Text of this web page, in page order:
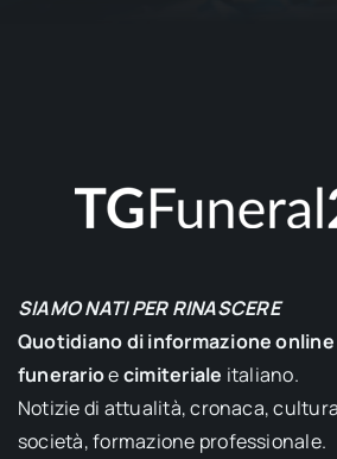
SIAMO NATI PER RINASCERE
Quotidiano di informazione online
funerarioecimiteriale italiano.
Notizie di attualità, cronaca,
società, formazione professionale.